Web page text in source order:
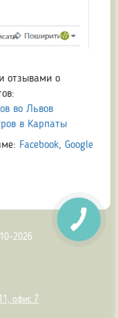
отзывами о
во Львов
в Карпаты
Facebook,Google
2026
офис 7